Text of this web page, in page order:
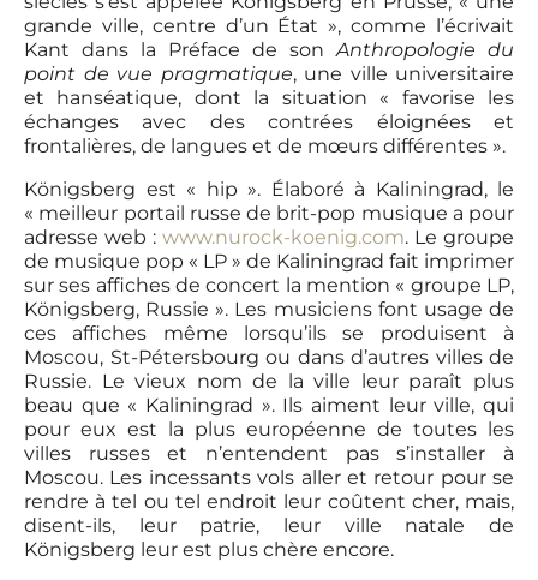
grande ville, centre d’un État », comme l’écrivait
Kant dans la Préface de sonAnthropologie du
point de vue pragmatique, une ville universitaire
et hanséatique, dont la situation « favorise les
échanges avec des contrées éloignées et
frontalières, de langues et de mœurs différentes ».
Königsberg est « hip ». Élaboré à Kaliningrad, le
« meilleur portail russe de brit-pop musique a pour
adresse web : www.nurock-koenig.com. Le groupe
de musique pop « LP » de Kaliningrad fait imprimer
sur ses affiches de concert la mention « groupe LP,
Königsberg, Russie ». Les musiciens font usage de
ces affiches même lorsqu’ils se produisent à
Moscou, St-Pétersbourg ou dans d’autres villes de
Russie. Le vieux nom de la ville leur paraît plus
beau que « Kaliningrad ». Ils aiment leur ville, qui
pour eux est la plus européenne de toutes les
villes russes et n’entendent pas s’installer à
Moscou. Les incessants vols aller et retour pour se
rendre à tel ou tel endroit leur coûtent cher, mais,
disent-ils, leur patrie, leur ville natale de
Königsberg leur est plus chère encore.